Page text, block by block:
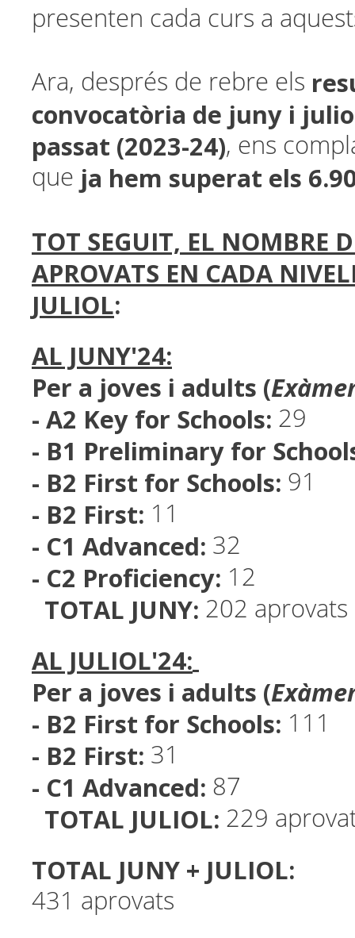
presenten cada curs a
Ara, després de rebre els
convocatòria de juny i
passat (2023-24), ens
que ja hem superat els
TOT SEGUIT, EL NOMBRE
APROVATS EN CADA
JULIOL:
AL JUNY'24:
Per a joves i adults (
- A2 Key for Schools: 29
- B1 Preliminary for
- B2 First for Schools: 91
- B2 First: 11
- C1 Advanced: 32
- C2 Proficiency: 12
TOTAL JUNY: 202 aprovats
AL JULIOL'24:
Per a joves i adults (
- B2 First for Schools: 111
- B2 First: 31
- C1 Advanced: 87
TOTAL JULIOL: 229
TOTAL JUNY + JULIOL:
431 aprovats